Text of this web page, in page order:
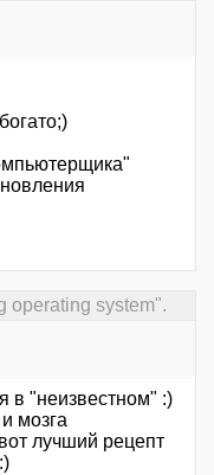
operating system".
в "неизвестном" :)
мозга
лучший рецепт